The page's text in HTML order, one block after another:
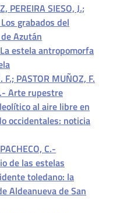
PEREIRA SIESO, J.;
grabados del
Azután
La estela antropomorfa
F.; PASTOR MUÑOZ, F.
Arte rupestre
al aire libre en
occidentales: noticia
C.-
de las estelas
toledano: la
Aldeanueva de San